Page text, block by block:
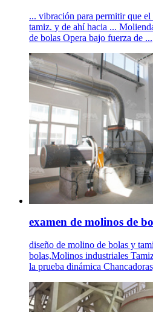
... vibración para permitir que el
tamiz. y de ahí hacia ...
de bolas Opera bajo fuerza de ...
examen de molinos de
diseño de molino de bolas y
bolas,Molinos industriales
la prueba dinámica